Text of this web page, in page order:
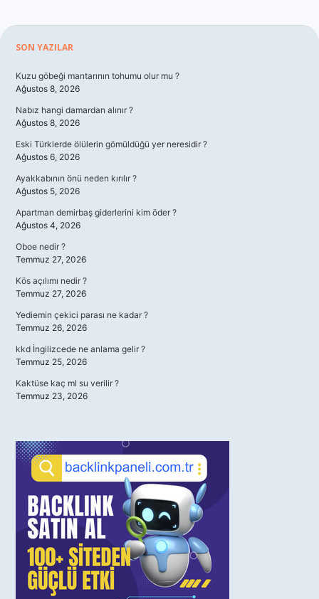
Sidebar
SON YAZILAR
Kuzu göbeği mantarının tohumu olur mu ?
Ağustos 8, 2026
Nabız hangi damardan alınır ?
Ağustos 8, 2026
Eski Türklerde ölülerin gömüldüğü yer neresidir ?
Ağustos 6, 2026
Ayakkabının önü neden kırılır ?
Ağustos 5, 2026
Apartman demirbaş giderlerini kim öder ?
Ağustos 4, 2026
Oboe nedir ?
Temmuz 27, 2026
Kös açılımı nedir ?
Temmuz 27, 2026
Yediemin çekici parası ne kadar ?
Temmuz 26, 2026
kkd İngilizcede ne anlama gelir ?
Temmuz 25, 2026
Kaktüse kaç ml su verilir ?
Temmuz 23, 2026